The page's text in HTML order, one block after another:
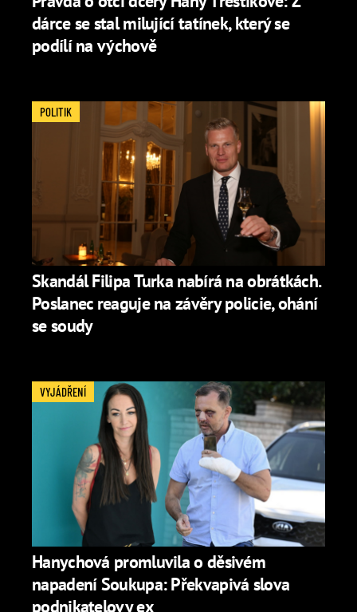
dárce se stal milující tatínek, který se
podílí na výchově
Skandál Filipa Turka nabírá na obrátkách.
Poslanec reaguje na závěry policie, ohání
se soudy
POLITIK
Hanychová promluvila o děsivém
napadení Soukupa: Překvapivá slova
podnikatelovy ex
VYJÁDŘENÍ